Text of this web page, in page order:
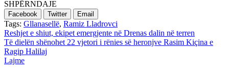
SHPËRNDAJE
Facebook Twitter Email
Tags: Gllanasellë, Ramiz Lladrovci
Post
navigation
Reshjet e shiut, ekipet emergjente në Drenas dalin në terren
Të dielën shënohet 22 vjetori i rënies së heronjve Rasim Kiçina e
Ragip Halilaj
Lajme